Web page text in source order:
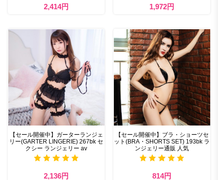
2,414円 1,972円
【セール開催中】ガーターランジェ
リー(GARTER LINGERIE) 267bk セ
クシー ランジェリー av
2,136円
【セール開催中】ブラ・ショーツセ
ット(BRA・SHORTS SET) 193bk ラ
ンジェリー通販 人気
814円